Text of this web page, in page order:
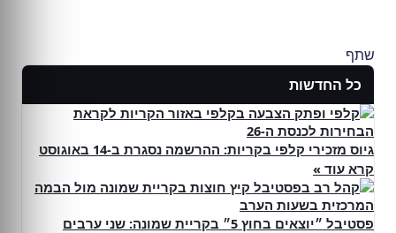
שתף
כל החדשות
גיוס מזכירי קלפי בקריות: ההרשמה נסגרת ב-14 באוגוסט
קרא עוד »
פסטיבל ״יוצאים בחוץ 5״ בקריית שמונה: שני ערבים